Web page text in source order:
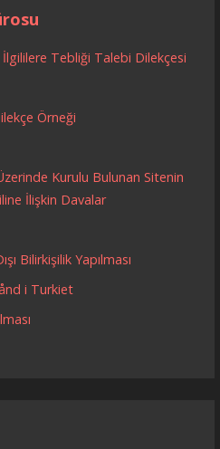
İlgililere Tebliği Talebi Dilekçesi
Örneği
Kurulu Bulunan Sitenin
İlişkin Davalar
Bilirkişilik Yapılması
i Turkiet